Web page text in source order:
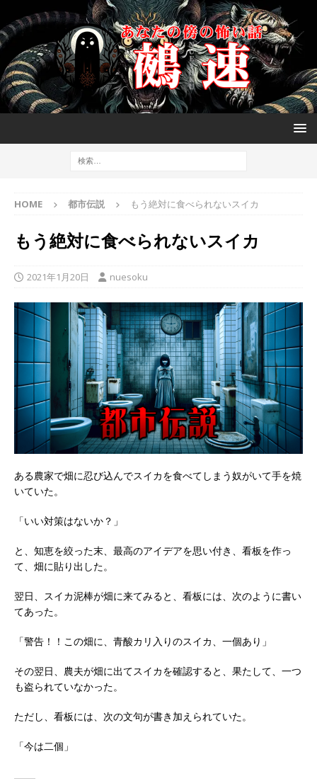
HOME 都市伝説 もう絶対に食べられないスイカ
もう絶対に食べられないスイカ
2021年1月20日 nuesoku
ある農家で畑に忍び込んでスイカを食べてしまう奴がいて手を焼
いていた。
「いい対策はないか？」
と、知恵を絞った末、最高のアイデアを思い付き、看板を作っ
て、畑に貼り出した。
翌日、スイカ泥棒が畑に来てみると、看板には、次のように書い
てあった。
「警告！！この畑に、青酸カリ入りのスイカ、一個あり」
その翌日、農夫が畑に出てスイカを確認すると、果たして、一つ
も盗られていなかった。
ただし、看板には、次の文句が書き加えられていた。
「今は二個」